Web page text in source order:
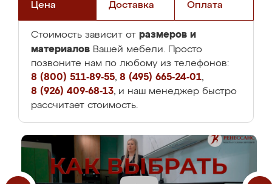
Цена Доставка Оплата
Стоимость зависит от размеров и
материалов Вашей мебели. Просто
позвоните нам по любому из телефонов:
8 (800) 511-89-55, 8 (495) 665-24-01,
8 (926) 409-68-13, и наш менеджер быстро
рассчитает стоимость.